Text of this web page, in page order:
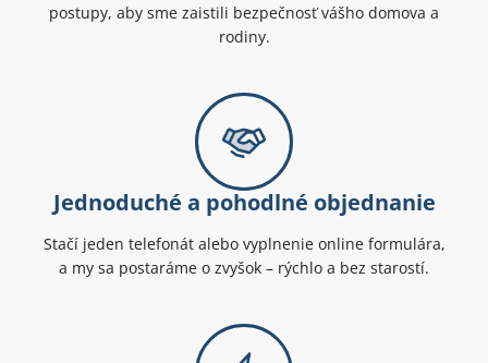
postupy, aby sme zaistili bezpečnosť vášho domova a
rodiny.
Jednoduché a pohodlné objednanie
Stačí jeden telefonát alebo vyplnenie online formulára,
a my sa postaráme o zvyšok – rýchlo a bez starostí.